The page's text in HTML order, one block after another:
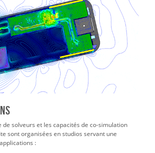
de solveurs et les capacités de co-simulation
sont organisées en studios servant une
: